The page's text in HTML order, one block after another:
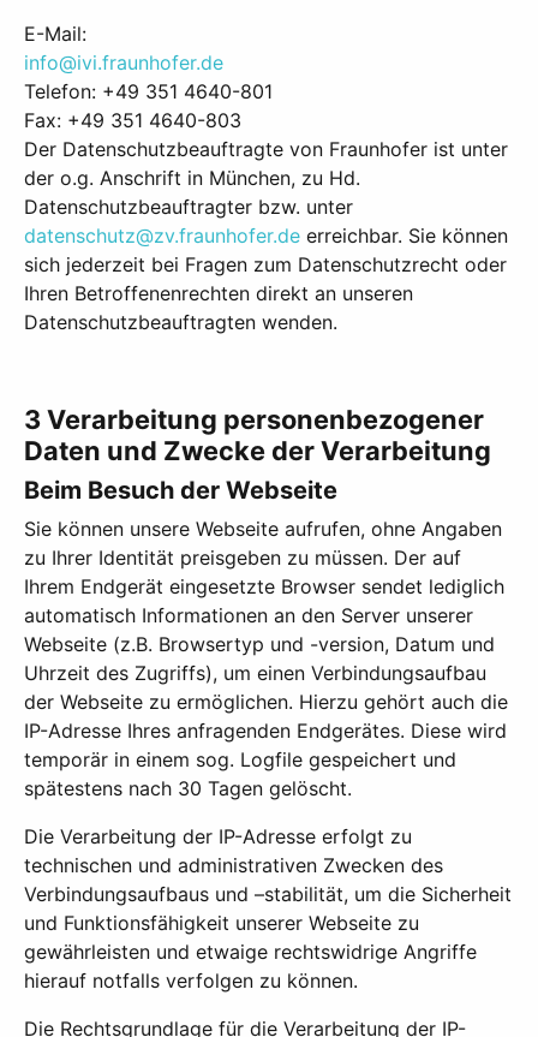
E-Mail:
info@ivi.fraunhofer.de
Telefon: +49 351 4640-801
Fax: +49 351 4640-803
Der Datenschutzbeauftragte von Fraunhofer ist unter
der o.g. Anschrift in München, zu Hd.
Datenschutzbeauftragter bzw. unter
datenschutz@zv.fraunhofer.de erreichbar. Sie können
sich jederzeit bei Fragen zum Datenschutzrecht oder
Ihren Betroffenenrechten direkt an unseren
Datenschutzbeauftragten wenden.
3 Verarbeitung personenbezogener
Daten und Zwecke der Verarbeitung
Beim Besuch der Webseite
Sie können unsere Webseite aufrufen, ohne Angaben
zu Ihrer Identität preisgeben zu müssen. Der auf
Ihrem Endgerät eingesetzte Browser sendet lediglich
automatisch Informationen an den Server unserer
Webseite (z.B. Browsertyp und -version, Datum und
Uhrzeit des Zugriffs), um einen Verbindungsaufbau
der Webseite zu ermöglichen. Hierzu gehört auch die
IP-Adresse Ihres anfragenden Endgerätes. Diese wird
temporär in einem sog. Logfile gespeichert und
spätestens nach 30 Tagen gelöscht.
Die Verarbeitung der IP-Adresse erfolgt zu
technischen und administrativen Zwecken des
Verbindungsaufbaus und –stabilität, um die Sicherheit
und Funktionsfähigkeit unserer Webseite zu
gewährleisten und etwaige rechtswidrige Angriffe
hierauf notfalls verfolgen zu können.
Die Rechtsgrundlage für die Verarbeitung der IP-